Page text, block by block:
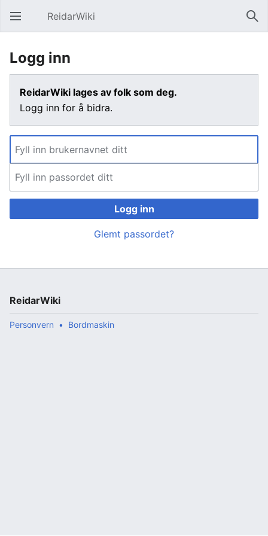
Åpne hovedmenyen ReidarWiki Søk
Logg inn
ReidarWiki lages av folk som deg.
Logg inn for å bidra.
Logg inn
Glemt passordet?
ReidarWiki
Personvern Bordmaskin